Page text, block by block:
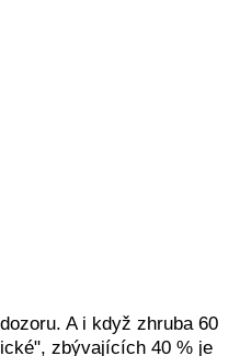
A i když zhruba 60
zbývajících 40 % je